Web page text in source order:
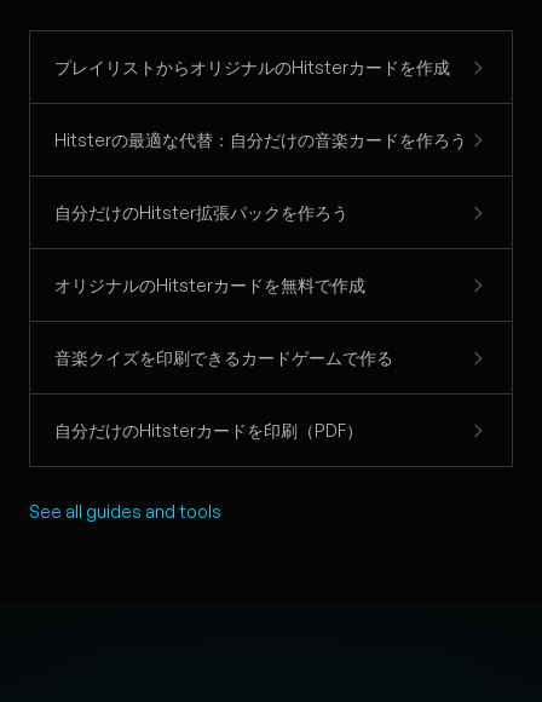
プレイリストからオリジナルのHitsterカードを作成
Hitsterの最適な代替：自分だけの音楽カードを作ろう
自分だけのHitster拡張パックを作ろう
オリジナルのHitsterカードを無料で作成
音楽クイズを印刷できるカードゲームで作る
自分だけのHitsterカードを印刷（PDF）
See all guides and tools